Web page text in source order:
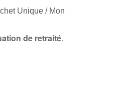
Unique / Mon
de retraité.